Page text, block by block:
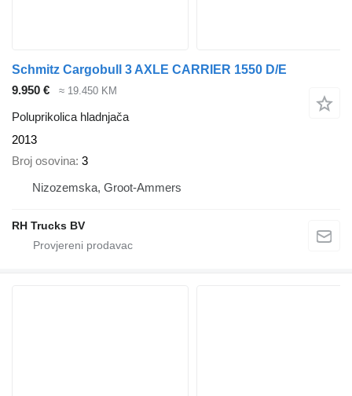
Schmitz Cargobull 3 AXLE CARRIER 1550 D/E
9.950 €
≈ 19.450 KM
Poluprikolica hladnjača
2013
Broj osovina 3
Nizozemska, Groot-Ammers
RH Trucks BV